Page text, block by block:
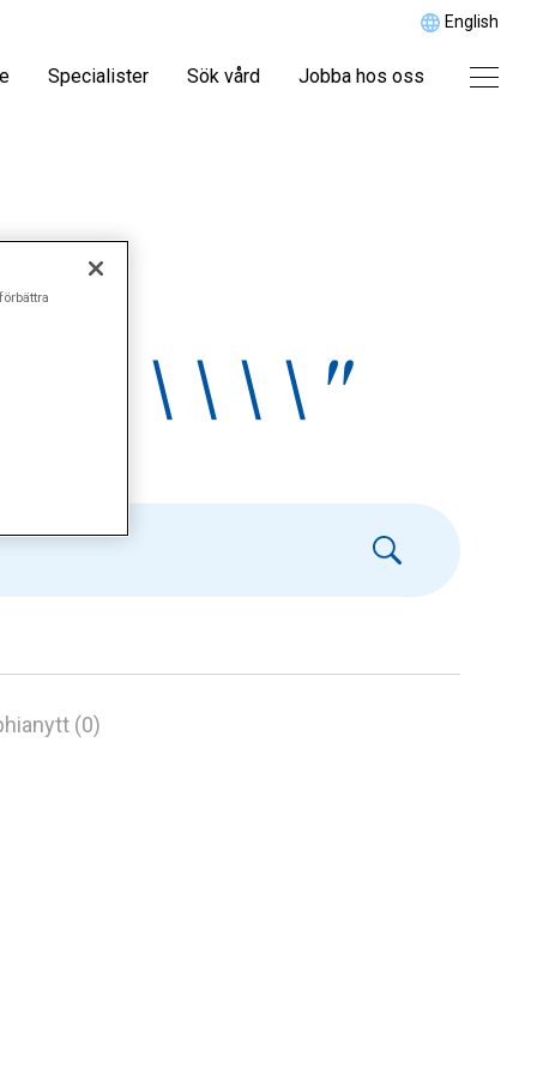
English
Specialister Sök vård Jobba hos oss
(0)